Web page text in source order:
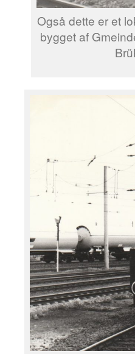
Også dette er et
bygget af